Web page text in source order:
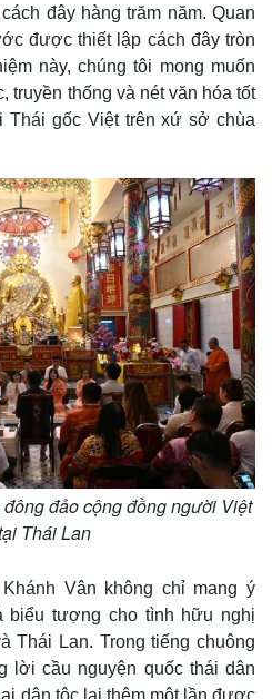
Thị trường
Tiêu dùng
Tỷ giá
Chứng khoán
Giá cà phê
đây hàng trăm năm. Quan
được thiết lập cách đây tròn
này, chúng tôi mong muốn
truyền thống và nét văn hóa tốt
Thái gốc Việt trên xứ sở chùa
đảo cộng đồng người Việt
Thái Lan
Vân không chỉ mang ý
biểu tượng cho tình hữu nghị
Thái Lan. Trong tiếng chuông
lời cầu nguyện quốc thái dân